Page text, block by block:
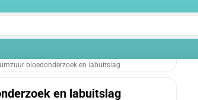
bloedonderzoek en labuitslag
en labuitslag